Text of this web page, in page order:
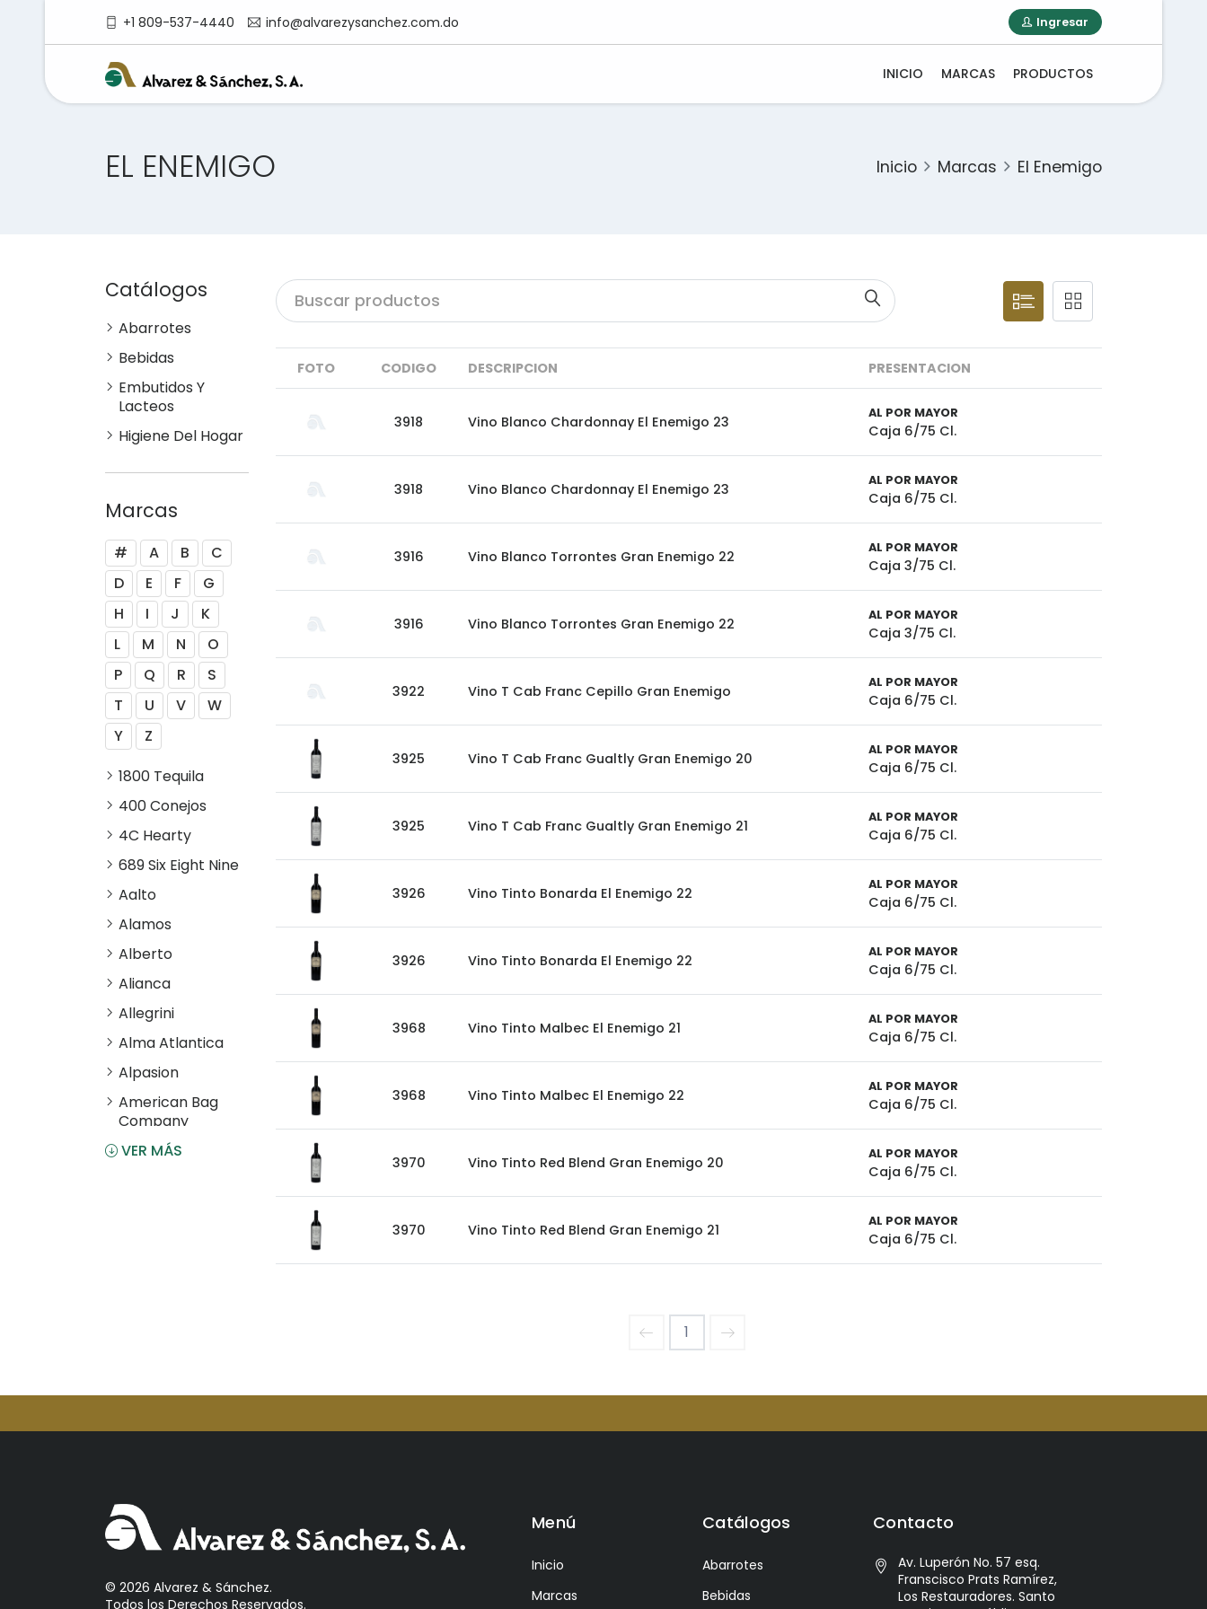
+1 809-537-4440 info@alvarezysanchez.com.do Ingresar
INICIO MARCAS PRODUCTOS
EL ENEMIGO Inicio Marcas El Enemigo
FOTO CODIGO DESCRIPCION PRESENTACION
3918 Vino Blanco Chardonnay El Enemigo 23
AL POR MAYOR
Caja 6/75 Cl.
3918 Vino Blanco Chardonnay El Enemigo 23
AL POR MAYOR
Caja 6/75 Cl.
3916 Vino Blanco Torrontes Gran Enemigo 22
AL POR MAYOR
Caja 3/75 Cl.
3916 Vino Blanco Torrontes Gran Enemigo 22
AL POR MAYOR
Caja 3/75 Cl.
3922 Vino T Cab Franc Cepillo Gran Enemigo
AL POR MAYOR
Caja 6/75 Cl.
3925 Vino T Cab Franc Gualtly Gran Enemigo 20
AL POR MAYOR
Caja 6/75 Cl.
3925 Vino T Cab Franc Gualtly Gran Enemigo 21
AL POR MAYOR
Caja 6/75 Cl.
3926 Vino Tinto Bonarda El Enemigo 22
AL POR MAYOR
Caja 6/75 Cl.
3926 Vino Tinto Bonarda El Enemigo 22
AL POR MAYOR
Caja 6/75 Cl.
3968 Vino Tinto Malbec El Enemigo 21
AL POR MAYOR
Caja 6/75 Cl.
3968 Vino Tinto Malbec El Enemigo 22
AL POR MAYOR
Caja 6/75 Cl.
3970 Vino Tinto Red Blend Gran Enemigo 20
AL POR MAYOR
Caja 6/75 Cl.
3970 Vino Tinto Red Blend Gran Enemigo 21
AL POR MAYOR
Caja 6/75 Cl.
1
Catálogos
Abarrotes
Bebidas
Embutidos Y
Lacteos
Higiene Del Hogar
Marcas
# A B
C
D
E F
G
H
I J
K
L
M N
O
P
Q R
S
T
U V
W
Y
Z
1800 Tequila
400 Conejos
4C Hearty
689 Six Eight Nine
Aalto
Alamos
Alberto
Alianca
Allegrini
Alma Atlantica
Alpasion
American Bag
Company
Angostura
Bai
Baldom
Barone Fini
VER MÁS
© 2026 Alvarez & Sánchez.
Todos los Derechos Reservados.
Menú
Inicio
Marcas
Catálogos
Abarrotes
Bebidas
Contacto
Av. Luperón No. 57 esq.
Franscisco Prats Ramírez,
Los Restauradores. Santo